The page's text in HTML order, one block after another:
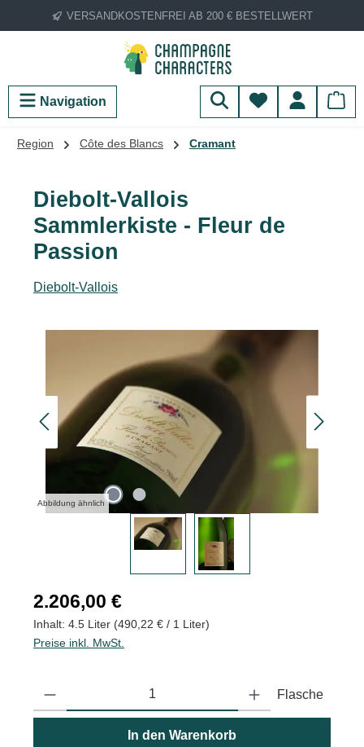
Zum Hauptinhalt springen
VERSANDKOSTENFREI AB 200 € BESTELLWERT
Navigation Du hast 0
Region Côte des Blancs Cramant
Diebolt-Vallois
Sammlerkiste - Fleur de
Passion
Diebolt-Vallois
Abbildung ähnlich
Regulärer Preis:
2.206,00 €
Inhalt: 4.5 Liter (490,22 € / 1 Liter)
Preise inkl. MwSt.
Produkt Anzahl: Gib den gewünschten Wert ein oder benutze
Flasche
In den Warenkorb